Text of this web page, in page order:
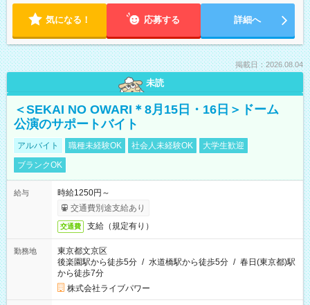
気になる！ 応募する 詳細へ
掲載日：2026.08.04
未読
＜SEKAI NO OWARI＊8月15日・16日＞ドーム
公演のサポートバイト
アルバイト 職種未経験OK 社会人未経験OK
大学生歓迎
ブランクOK
給与
時給1250円～
交通費別途支給あり
交通費 支給（規定有り）
勤務地
東京都文京区
後楽園駅から徒歩5分 / 水道橋駅から徒歩5分 / 春日(東京都)駅
から徒歩7分
株式会社ライブパワー